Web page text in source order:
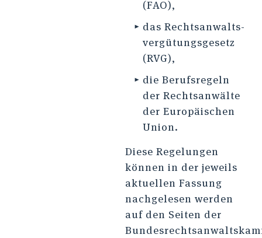
(FAO),
das Rechtsanwalts­
vergütungs­gesetz
(RVG),
die Berufsregeln
der Rechts­anwälte
der Europäischen
Union.
Diese Regelungen
können in der jeweils
aktuellen Fassung
nachgelesen werden
auf den Seiten der